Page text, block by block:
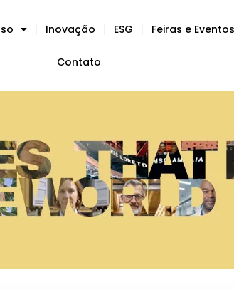
Inovação ESG Feiras e Eventos
Contato